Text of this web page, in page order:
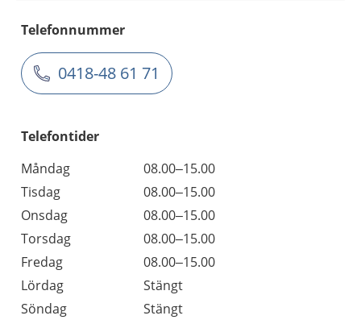
Telefonnummer
0418-48 61 71
Telefontider
Måndag
08.00–15.00
Tisdag
08.00–15.00
Onsdag
08.00–15.00
Torsdag
08.00–15.00
Fredag
08.00–15.00
Lördag
Stängt
Söndag
Stängt